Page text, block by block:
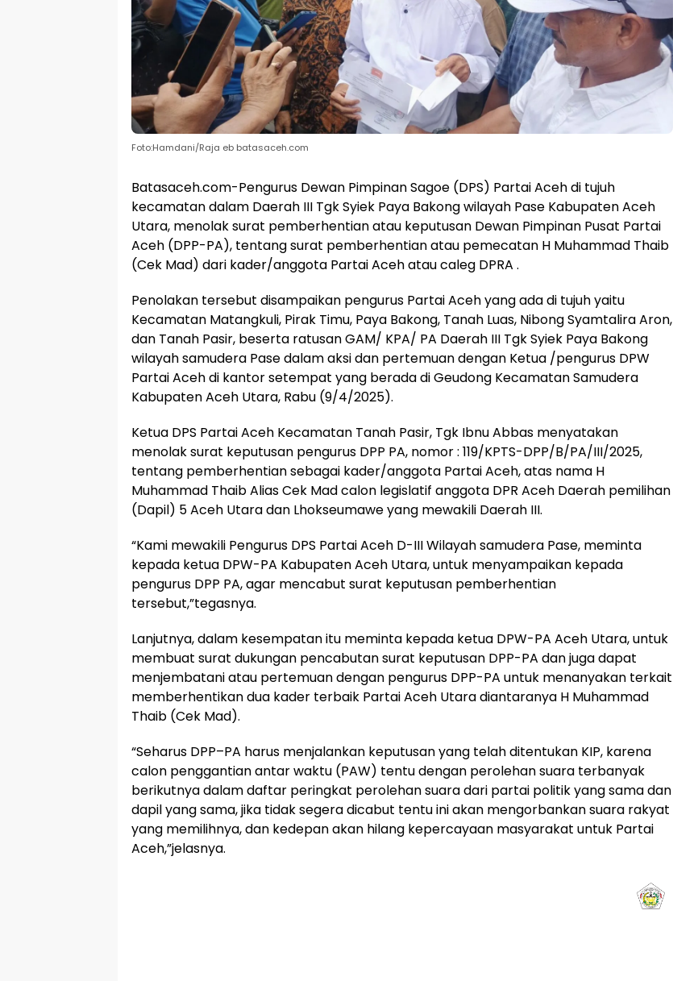
Foto:Hamdani/Raja eb batasaceh.com
Batasaceh.com-Pengurus Dewan Pimpinan Sagoe (DPS) Partai Aceh di tujuh
kecamatan dalam Daerah III Tgk Syiek Paya Bakong wilayah Pase Kabupaten Aceh
Utara, menolak surat pemberhentian atau keputusan Dewan Pimpinan Pusat Partai
Aceh (DPP-PA), tentang surat pemberhentian atau pemecatan H Muhammad Thaib
(Cek Mad) dari kader/anggota Partai Aceh atau caleg DPRA .
Penolakan tersebut disampaikan pengurus Partai Aceh yang ada di tujuh yaitu
Kecamatan Matangkuli, Pirak Timu, Paya Bakong, Tanah Luas, Nibong Syamtalira Aron,
dan Tanah Pasir, beserta ratusan GAM/ KPA/ PA Daerah III Tgk Syiek Paya Bakong
wilayah samudera Pase dalam aksi dan pertemuan dengan Ketua /pengurus DPW
Partai Aceh di kantor setempat yang berada di Geudong Kecamatan Samudera
Kabupaten Aceh Utara, Rabu (9/4/2025).
Ketua DPS Partai Aceh Kecamatan Tanah Pasir, Tgk Ibnu Abbas menyatakan
menolak surat keputusan pengurus DPP PA, nomor : 119/KPTS-DPP/B/PA/III/2025,
tentang pemberhentian sebagai kader/anggota Partai Aceh, atas nama H
Muhammad Thaib Alias Cek Mad calon legislatif anggota DPR Aceh Daerah pemilihan
(Dapil) 5 Aceh Utara dan Lhokseumawe yang mewakili Daerah III.
“Kami mewakili Pengurus DPS Partai Aceh D-III Wilayah samudera Pase, meminta
kepada ketua DPW-PA Kabupaten Aceh Utara, untuk menyampaikan kepada
pengurus DPP PA, agar mencabut surat keputusan pemberhentian
tersebut,”tegasnya.
Lanjutnya, dalam kesempatan itu meminta kepada ketua DPW-PA Aceh Utara, untuk
membuat surat dukungan pencabutan surat keputusan DPP-PA dan juga dapat
menjembatani atau pertemuan dengan pengurus DPP-PA untuk menanyakan terkait
memberhentikan dua kader terbaik Partai Aceh Utara diantaranya H Muhammad
Thaib (Cek Mad).
“Seharus DPP–PA harus menjalankan keputusan yang telah ditentukan KIP, karena
calon penggantian antar waktu (PAW) tentu dengan perolehan suara terbanyak
berikutnya dalam daftar peringkat perolehan suara dari partai politik yang sama dan
dapil yang sama, jika tidak segera dicabut tentu ini akan mengorbankan suara rakyat
yang memilihnya, dan kedepan akan hilang kepercayaan masyarakat untuk Partai
Aceh,”jelasnya.